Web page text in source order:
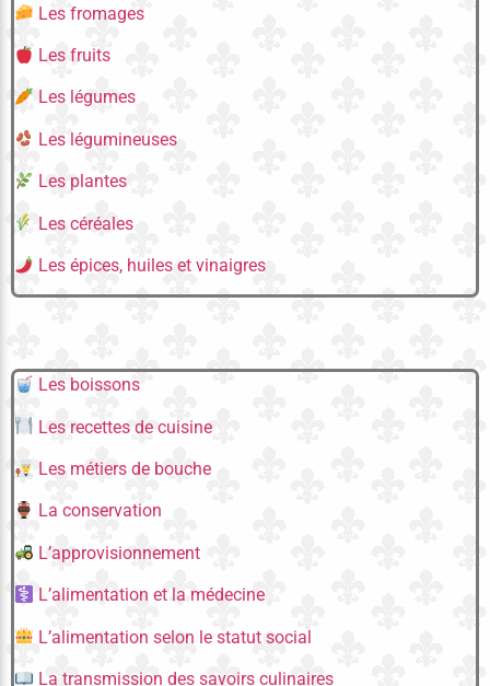
Les fromages
Les fruits
Les légumes
Les légumineuses
Les plantes
Les céréales
Les épices, huiles et vinaigres
Les boissons
Les recettes de cuisine
Les métiers de bouche
La conservation
L’approvisionnement
L’alimentation et la médecine
L’alimentation selon le statut social
La transmission des savoirs culinaires